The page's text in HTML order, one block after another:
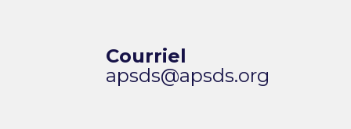
Courriel
apsds@apsds.org